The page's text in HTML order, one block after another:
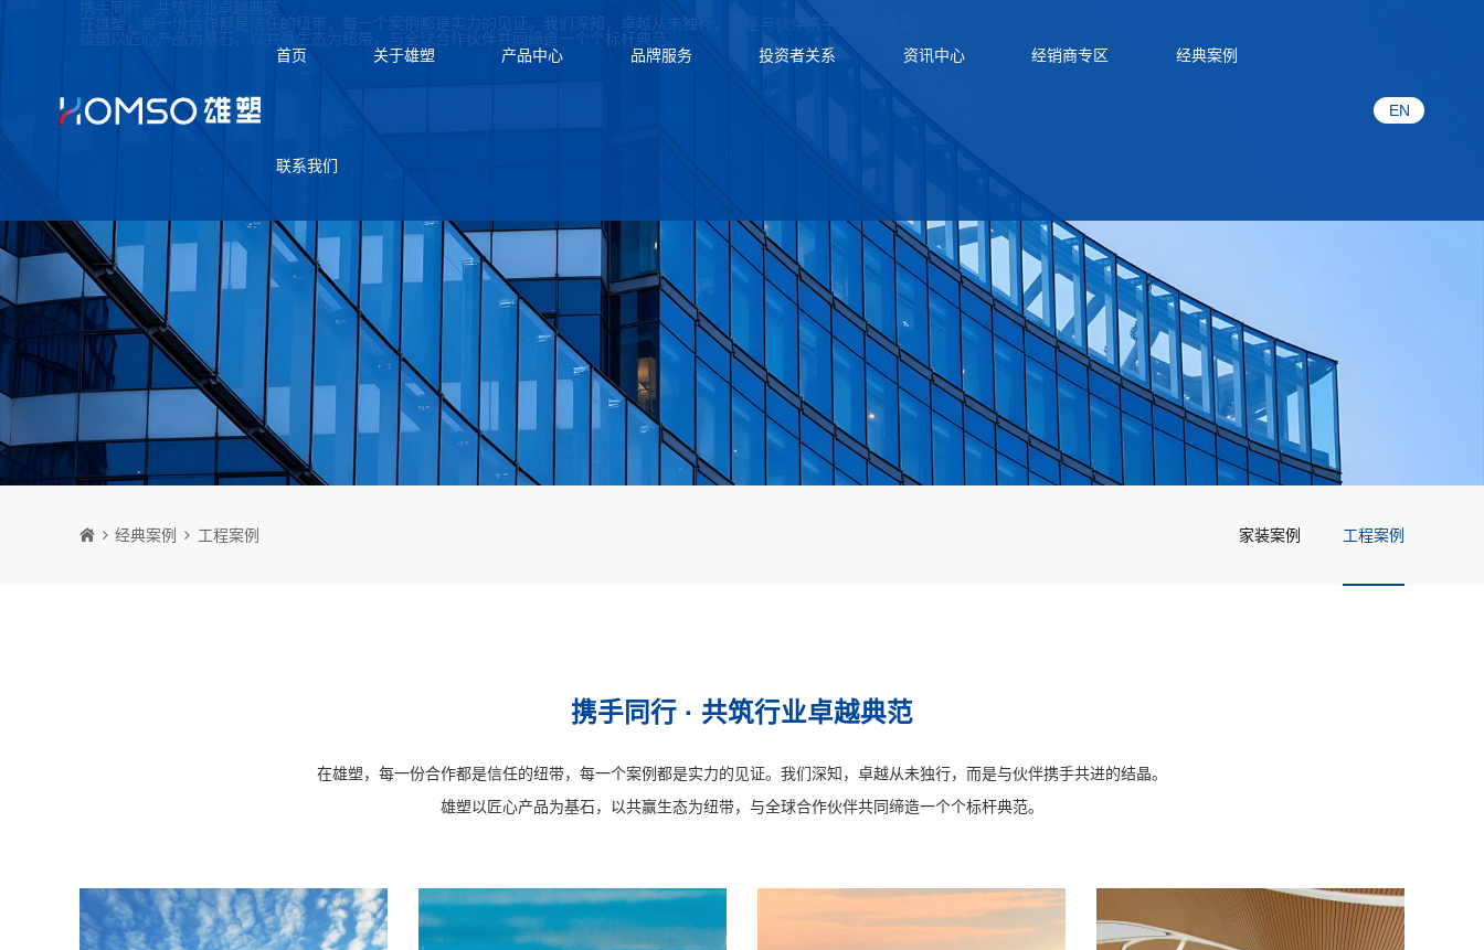
首页 关于雄塑 产品中心 品牌服务 投资者关系 资讯中心 经销商专区 经典案例
联系我们
EN
携手同行 · 共筑行业卓越典范
在雄塑，每一份合作都是信任的纽带，每一个案例都是实力的见证。我们深知，卓越从未独行，而是与伙伴携手共进的结晶。
雄塑以匠心产品为基石，以共赢生态为纽带，与全球合作伙伴共同缔造一个个标杆典范。
经典案例 工程案例 家装案例 工程案例
携手同行 · 共筑行业卓越典范
在雄塑，每一份合作都是信任的纽带，每一个案例都是实力的见证。我们深知，卓越从未独行，而是与伙伴携手共进的结晶。
雄塑以匠心产品为基石，以共赢生态为纽带，与全球合作伙伴共同缔造一个个标杆典范。